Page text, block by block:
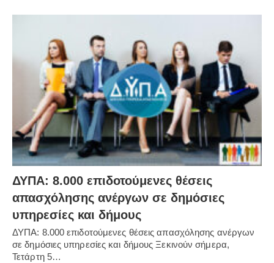
ΔΥΠΑ: 8.000 επιδοτούμενες θέσεις
απασχόλησης ανέργων σε δημόσιες
υπηρεσίες και δήμους
ΔΥΠΑ: 8.000 επιδοτούμενες θέσεις απασχόλησης ανέργων
σε δημόσιες υπηρεσίες και δήμους Ξεκινούν σήμερα,
Τετάρτη 5…